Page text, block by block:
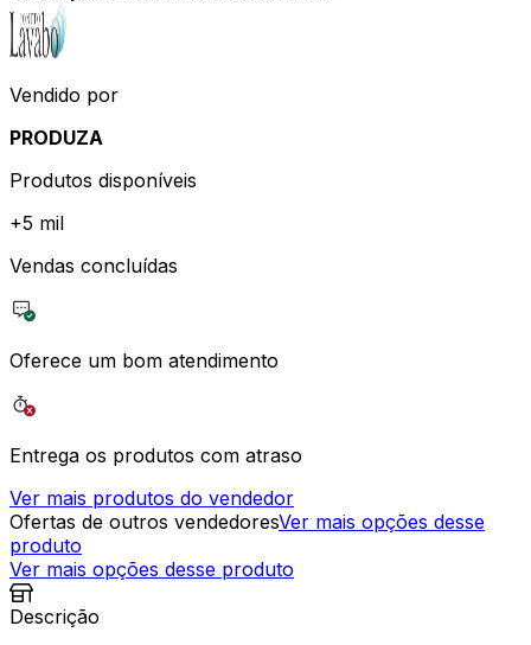
Vendido por
PRODUZA
Produtos disponíveis
+5 mil
Vendas concluídas
Oferece um bom atendimento
Entrega os produtos com atraso
Ver mais produtos do vendedor
Ofertas de outros vendedoresVer mais opções desse
produto
Ver mais opções desse produto
Descrição